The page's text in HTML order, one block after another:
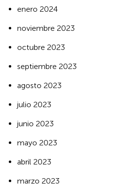
enero 2024
noviembre 2023
octubre 2023
septiembre 2023
agosto 2023
julio 2023
junio 2023
mayo 2023
abril 2023
marzo 2023